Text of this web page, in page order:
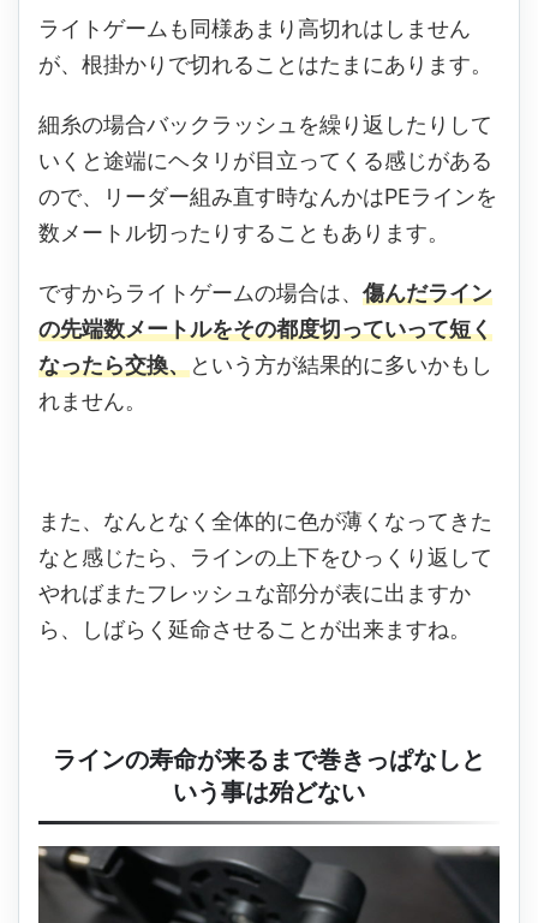
ライトゲームも同様あまり高切れはしません
が、根掛かりで切れることはたまにあります。
細糸の場合バックラッシュを繰り返したりして
いくと途端にヘタリが目立ってくる感じがある
ので、リーダー組み直す時なんかはPEラインを
数メートル切ったりすることもあります。
ですからライトゲームの場合は、傷んだライン
の先端数メートルをその都度切っていって短く
なったら交換、という方が結果的に多いかもし
れません。
また、なんとなく全体的に色が薄くなってきた
なと感じたら、ラインの上下をひっくり返して
やればまたフレッシュな部分が表に出ますか
ら、しばらく延命させることが出来ますね。
ラインの寿命が来るまで巻きっぱなしと
いう事は殆どない